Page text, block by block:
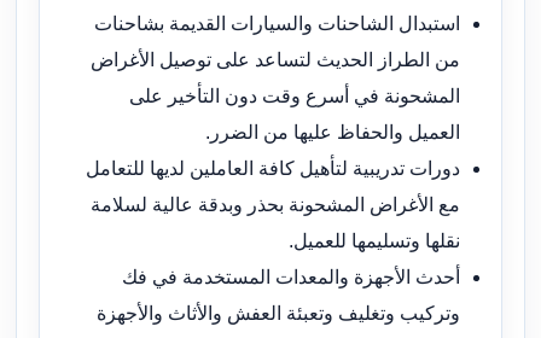
استبدال الشاحنات والسيارات القديمة بشاحنات
من الطراز الحديث لتساعد على توصيل الأغراض
المشحونة في أسرع وقت دون التأخير على
العميل والحفاظ عليها من الضرر.
دورات تدريبية لتأهيل كافة العاملين لديها للتعامل
مع الأغراض المشحونة بحذر وبدقة عالية لسلامة
نقلها وتسليمها للعميل.
أحدث الأجهزة والمعدات المستخدمة في فك
وتركيب وتغليف وتعبئة العفش والأثاث والأجهزة